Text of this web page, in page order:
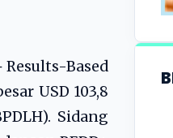
Results-Based
USD 103,8
Sidang